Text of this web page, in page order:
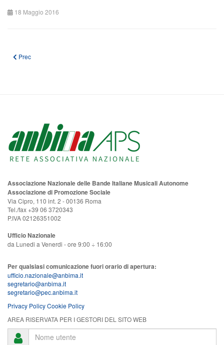
18 Maggio 2016
Articolo precedente: CONVENZIONE PER GESTIONALE AMMINISTRATIVO
Prec
Associazione Nazionale delle Bande Italiane Musicali Autonome
Associazione di Promozione Sociale
Via Cipro, 110 int. 2 - 00136 Roma
Tel./fax +39 06 3720343
P.IVA 02126351002
Ufficio Nazionale
da Lunedi a Venerdi - ore 9:00 ÷ 16:00
Per qualsiasi comunicazione fuori orario di apertura:
ufficio.nazionale@anbima.it
segretario@anbima.it
segretario@pec.anbima.it
Privacy PolicyCookie Policy
AREA RISERVATA PER I GESTORI DEL SITO WEB